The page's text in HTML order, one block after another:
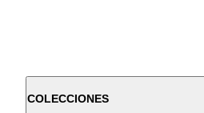
COLECCIONES